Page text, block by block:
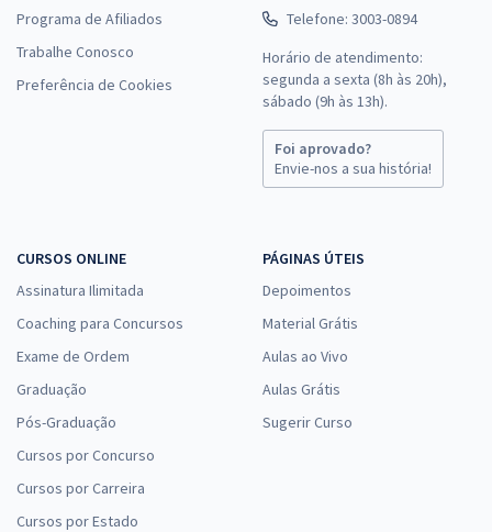
Programa de Afiliados
Trabalhe Conosco
Preferência de Cookies
Telefone: 3003-0894
Horário de atendimento:
segunda a sexta (8h às 20h),
sábado (9h às 13h).
Foi aprovado?
Envie-nos a sua história!
CURSOS ONLINE
Assinatura Ilimitada
Coaching para Concursos
Exame de Ordem
Graduação
Pós-Graduação
Cursos por Concurso
Cursos por Carreira
Cursos por Estado
PÁGINAS ÚTEIS
Depoimentos
Material Grátis
Aulas ao Vivo
Aulas Grátis
Sugerir Curso